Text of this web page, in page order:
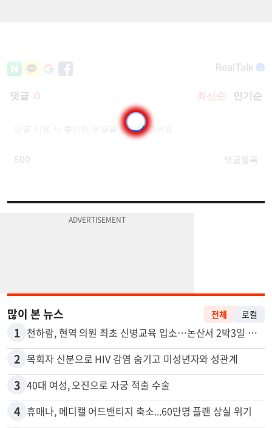
많이 본 뉴스 전체 로컬
1 천하람, 현역 의원 최초 신병교육 입소…논산서 2박3일 생활
2 목회자 신분으로 HIV 감염 숨기고 미성년자와 성관계
3 40대 여성, 오진으로 자궁 적출 수술
4 휴매나, 메디캘 어드밴티지 축소...60만명 플랜 상실 위기